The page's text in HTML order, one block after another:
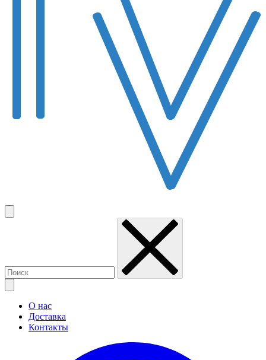
О нас
Доставка
Контакты